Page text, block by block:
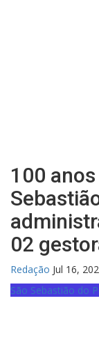
100
02
Redação Jul 16,
São Sebastião do